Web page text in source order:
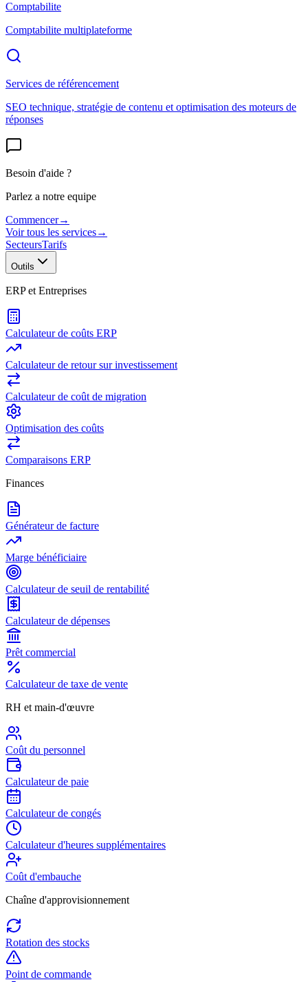
Comptabilite
Comptabilite multiplateforme
Services de référencement
SEO technique, stratégie de contenu et optimisation des moteurs de
réponses
Besoin d'aide ?
Parlez a notre equipe
Commencer→
Voir tous les services→
SecteursTarifs
Outils
ERP et Entreprises
Calculateur de coûts ERP
Calculateur de retour sur investissement
Calculateur de coût de migration
Optimisation des coûts
Comparaisons ERP
Finances
Générateur de facture
Marge bénéficiaire
Calculateur de seuil de rentabilité
Calculateur de dépenses
Prêt commercial
Calculateur de taxe de vente
RH et main-d'œuvre
Coût du personnel
Calculateur de paie
Calculateur de congés
Calculateur d'heures supplémentaires
Coût d'embauche
Chaîne d'approvisionnement
Rotation des stocks
Point de commande